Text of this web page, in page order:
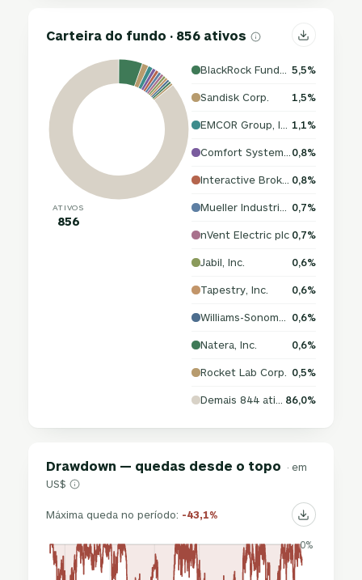
Carteira do fundo · 856 ativos
ATIVOS
856
5,5%
Sandisk Corp. 1,5%
1,1%
0,8%
0,8%
0,7%
nVent Electric plc 0,7%
Jabil, Inc. 0,6%
Tapestry, Inc. 0,6%
0,6%
Natera, Inc. 0,6%
Rocket Lab Corp. 0,5%
86,0%
Drawdown — quedas desde o topo · em
US$
Máxima queda no período: -43,1%
0%